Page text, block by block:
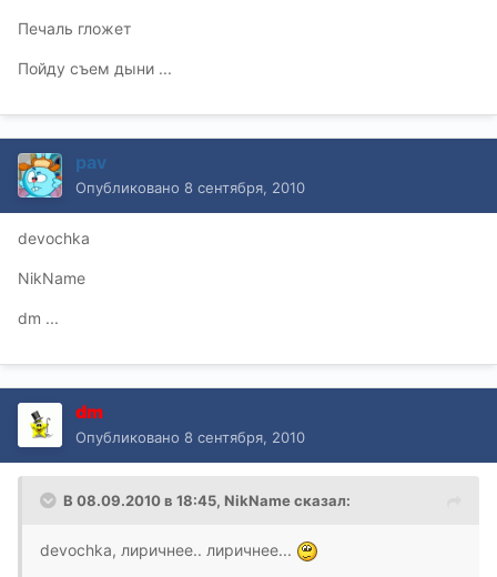
Печаль гложет
Пойду съем дыни ...
pav
Опубликовано 8 сентября, 2010
devochka
NikName
dm ...
dm
Опубликовано 8 сентября, 2010
В 08.09.2010 в 18:45, NikName сказал:
devochka, лиричнее.. лиричнее...